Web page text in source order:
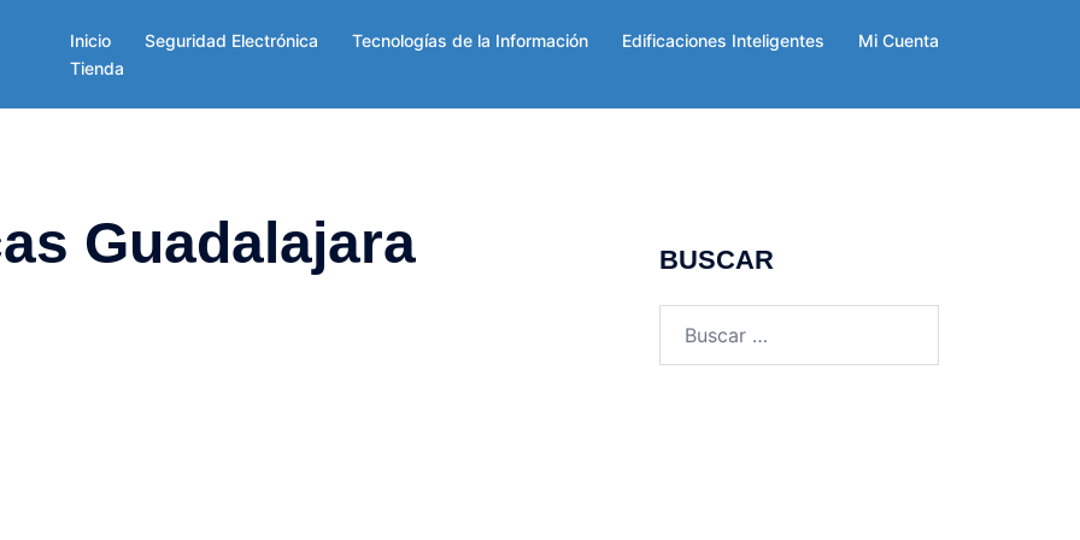
Inicio Seguridad Electrónica Tecnologías de la Información Edificaciones Inteligentes
Mi Cuenta
Tienda
Guadalajara BUSCAR